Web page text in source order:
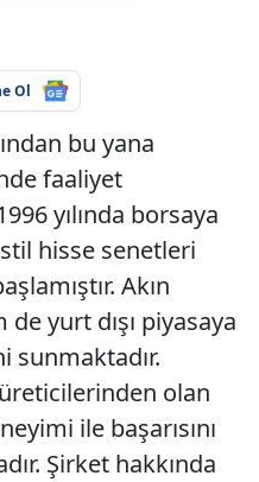
Ol
bu yana
faaliyet
yılında borsaya
hisse senetleri
Akın
yurt dışı piyasaya
olan
ile başarısını
Şirket hakkında